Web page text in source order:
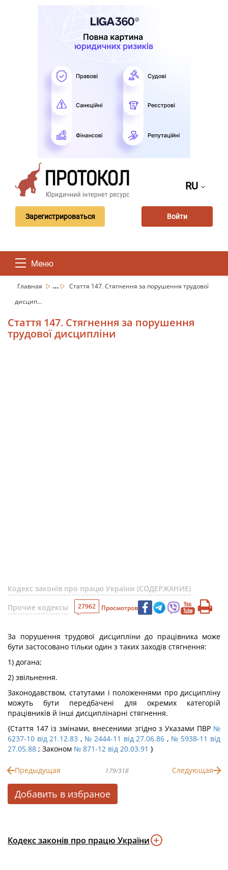
RU
Зарегистрироваться Войти
Меню
Главная ...
Стаття 147. Стягнення за порушення трудової
дисцип...
Стаття 147. Стягнення за порушення
трудової дисципліни
Кодекс законів про працю України (СОДЕРЖАНИЕ)
Прочие кодексы
27962 Просмотров
За порушення трудової дисципліни до працівника може
бути застосовано тільки один з таких заходів стягнення:
1) догана;
2) звільнення.
Законодавством, статутами і положеннями про дисципліну
можуть бути передбачені для окремих категорій
працівників й інші дисциплінарні стягнення.
{Стаття 147 із змінами, внесеними згідно з Указами ПВР №
6237-10 від 21.12.83 , № 2444-11 від 27.06.86 , № 5938-11 від
27.05.88 ; Законом № 871-12 від 20.03.91 }
Предыдущая 179/318 Следующая
Добавить в избраное
Кодекс законів про працю України